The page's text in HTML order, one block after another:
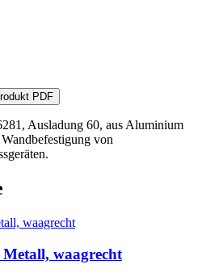
PDF
Ausladung 60, aus Aluminium
von
Metall, waagrecht